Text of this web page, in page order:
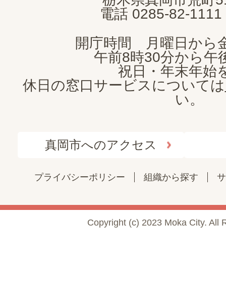
電話 0285-82-1111
開庁時間 月曜日から
午前8時30分から午
祝日・年末年始
休日の窓口サービスについては
い。
真岡市へのアクセス
プライバシーポリシー 組織から探す
Copyright (c) 2023 Moka City. All